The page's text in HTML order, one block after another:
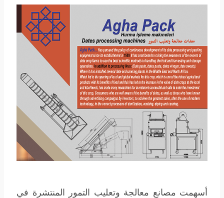
أسهمت مصانع معالجة وتعليب التمور المنتشرة في